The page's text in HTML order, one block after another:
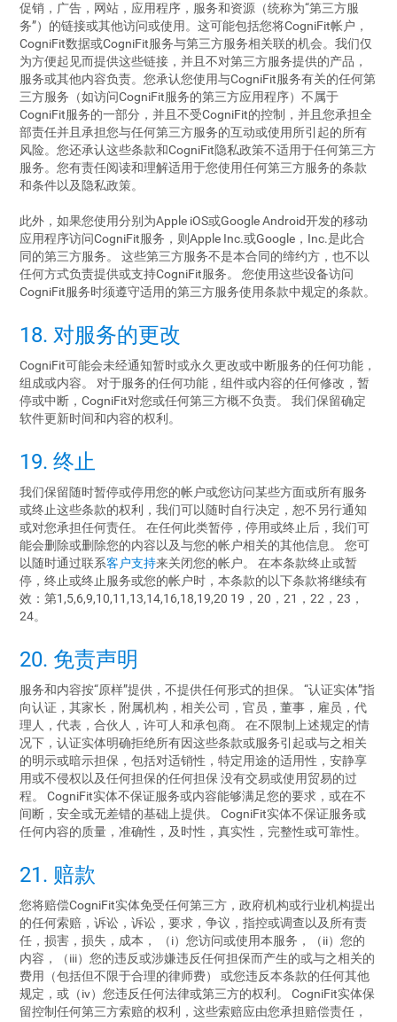
促销，广告，网站，应用程序，服务和资源（统称为“第三方服
务”）的链接或其他访问或使用。这可能包括您将CogniFit帐户，
CogniFit数据或CogniFit服务与第三方服务相关联的机会。我们仅
为方便起见而提供这些链接，并且不对第三方服务提供的产品，
服务或其他内容负责。您承认您使用与CogniFit服务有关的任何第
三方服务（如访问CogniFit服务的第三方应用程序）不属于
CogniFit服务的一部分，并且不受CogniFit的控制，并且您承担全
部责任并且承担您与任何第三方服务的互动或使用所引起的所有
风险。您还承认这些条款和CogniFit隐私政策不适用于任何第三方
服务。您有责任阅读和理解适用于您使用任何第三方服务的条款
和条件以及隐私政策。
此外，如果您使用分别为Apple iOS或Google Android开发的移动
应用程序访问CogniFit服务，则Apple Inc.或Google，Inc.是此合
同的第三方服务。 这些第三方服务不是本合同的缔约方，也不以
任何方式负责提供或支持CogniFit服务。 您使用这些设备访问
CogniFit服务时须遵守适用的第三方服务使用条款中规定的条款。
18. 对服务的更改
CogniFit可能会未经通知暂时或永久更改或中断服务的任何功能，
组成或内容。 对于服务的任何功能，组件或内容的任何修改，暂
停或中断，CogniFit对您或任何第三方概不负责。 我们保留确定
软件更新时间和内容的权利。
19. 终止
我们保留随时暂停或停用您的帐户或您访问某些方面或所有服务
或终止这些条款的权利，我们可以随时自行决定，恕不另行通知
或对您承担任何责任。 在任何此类暂停，停用或终止后，我们可
能会删除或删除您的内容以及与您的帐户相关的其他信息。 您可
以随时通过联系客户支持来关闭您的帐户。 在本条款终止或暂
停，终止或终止服务或您的帐户时，本条款的以下条款将继续有
效：第1,5,6,9,10,11,13,14,16,18,19,20 19，20，21，22，23，
24。
20. 免责声明
服务和内容按“原样”提供，不提供任何形式的担保。 “认证实体”指
向认证，其家长，附属机构，相关公司，官员，董事，雇员，代
理人，代表，合伙人，许可人和承包商。 在不限制上述规定的情
况下，认证实体明确拒绝所有因这些条款或服务引起或与之相关
的明示或暗示担保，包括对适销性，特定用途的适用性，安静享
用或不侵权以及任何担保的任何担保 没有交易或使用贸易的过
程。 CogniFit实体不保证服务或内容能够满足您的要求，或在不
间断，安全或无差错的基础上提供。 CogniFit实体不保证服务或
任何内容的质量，准确性，及时性，真实性，完整性或可靠性。
21. 赔款
您将赔偿CogniFit实体免受任何第三方，政府机构或行业机构提出
的任何索赔，诉讼，诉讼，要求，争议，指控或调查以及所有责
任，损害，损失，成本， （i）您访问或使用本服务，（ii）您的
内容，（iii）您的违反或涉嫌违反任何担保而产生的或与之相关的
费用（包括但不限于合理的律师费） 或您违反本条款的任何其他
规定，或（iv）您违反任何法律或第三方的权利。 CogniFit实体保
留控制任何第三方索赔的权利，这些索赔应由您承担赔偿责任，